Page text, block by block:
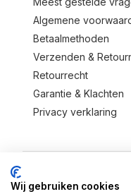
Algemene
Betaalmethoden
Verzenden &
Retourrecht
Garantie & Klachten
Privacy verklaring
© 2026 BD
Wij gebruiken cookies